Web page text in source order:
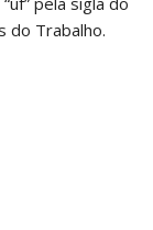
do Trabalho.